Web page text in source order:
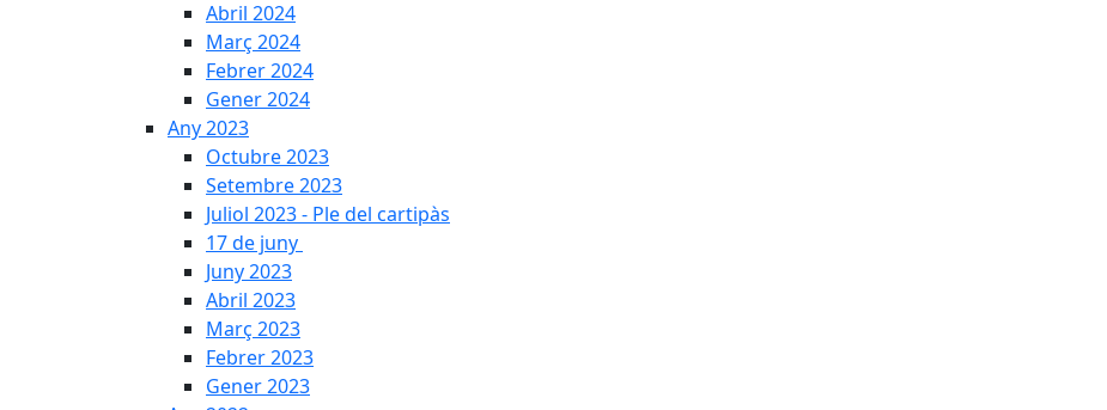
Abril 2024
Març 2024
Febrer 2024
Gener 2024
Any 2023
Octubre 2023
Setembre 2023
Juliol 2023 - Ple del cartipàs
17 de juny
Juny 2023
Abril 2023
Març 2023
Febrer 2023
Gener 2023